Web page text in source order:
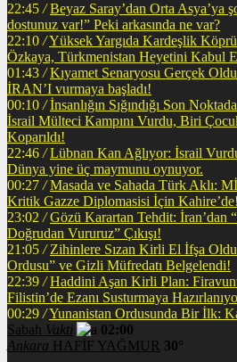
22:45 / Beyaz Saray’dan Orta Asya’ya
dostunuz var!” Peki arkasında ne var?
22:10 /Yüksek Yargıda Kardeşlik
Özkaya, Türkmenistan Heyetini Kabul
01:43 / Kıyamet Senaryosu Gerçek
İRAN’I vurmaya başladı!
00:10 / İnsanlığın Sığındığı Son
İsrail Mülteci Kampını Vurdu, Biri
Koparıldı!
22:46 / Lübnan Kan Ağlıyor: İsrail
Dünya yine üç maymunu oynuyor.
00:27 / Masada ve Sahada Türk Aklı:
Kritik Gazze Diplomasisi İçin Kahire’de!
23:02 / Gözü Karartan Tehdit: İran’dan
Doğrudan Vururuz” Çıkışı!
21:05 / Zihinlere Sızan Kirli El İfşa
Ordusu” ve Gizli Müfredatı Belgelendi!
22:39 / Haddini Aşan Kirli Plan:
Filistin’de Ezanı Susturmaya
00:29 /Yunanistan Ordusunda Bir İlk:
Sabah Vakti
02:00
Ankara HAFİF YAĞMUR 30°